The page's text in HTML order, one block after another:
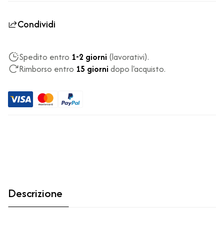
Condividi
Spedito entro 1-2 giorni (lavorativi).
Rimborso entro 15 giorni dopo l'acquisto.
Descrizione